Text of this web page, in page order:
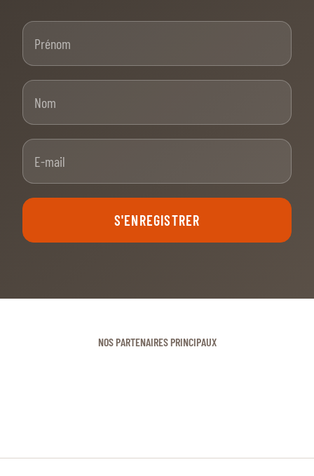
S'ENREGISTRER
NOS PARTENAIRES PRINCIPAUX